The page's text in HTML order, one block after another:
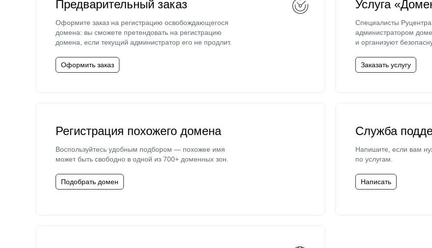
Предварительный заказ
Оформите заказ на регистрацию освобождающегося
домена: вы сможете претендовать на регистрацию
домена, если текущий администратор его не продлит.
Оформить заказ
Услуга
Специалисты
администратором
и организуют
Заказать услугу
Регистрация похожего домена
Воспользуйтесь удобным подбором — похожее имя
может быть свободно в одной из 700+ доменных зон.
Подобрать домен
Служба
Напишите, если вам
по услугам.
Написать